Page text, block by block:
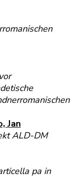
Jan
ALD-DM
pa in